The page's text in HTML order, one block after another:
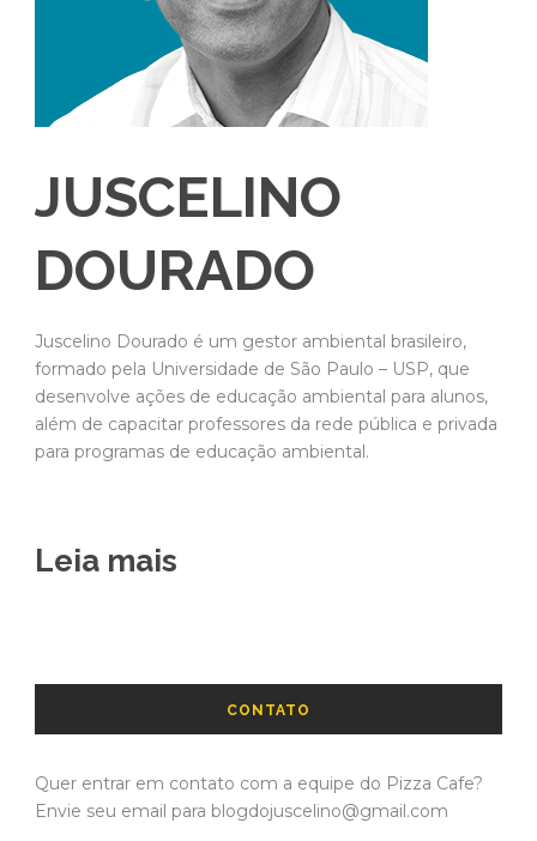
JUSCELINO
DOURADO
Juscelino Dourado é um gestor ambiental brasileiro,
formado pela Universidade de São Paulo – USP, que
desenvolve ações de educação ambiental para alunos,
além de capacitar professores da rede pública e privada
para programas de educação ambiental.
Leia mais
CONTATO
Quer entrar em contato com a equipe do Pizza Cafe?
Envie seu email para blogdojuscelino@gmail.com